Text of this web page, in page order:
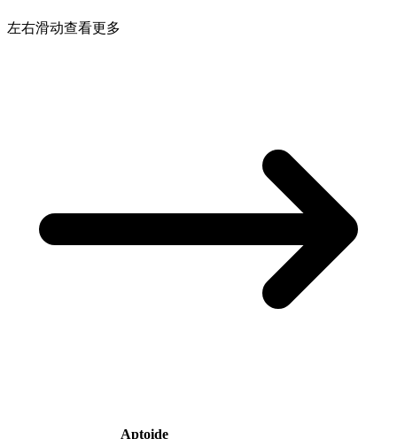
左右滑动查看更多
Aptoide